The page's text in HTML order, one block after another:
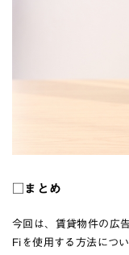
□まとめ
今回は、賃貸物件の広
Fiを使用する方法につ